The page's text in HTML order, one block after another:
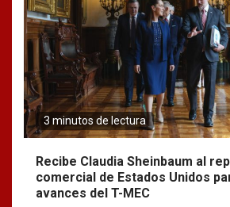
3 minutos de lectura
Recibe Claudia Sheinbaum al
comercial de Estados Unidos
avances del T-MEC